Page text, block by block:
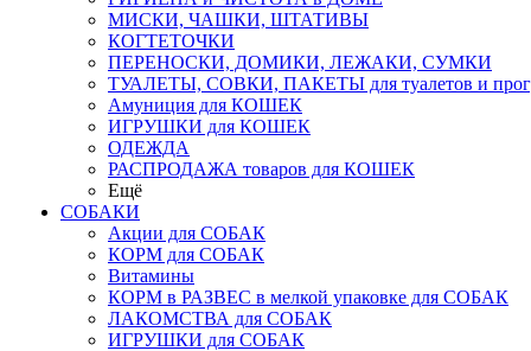
МИСКИ, ЧАШКИ, ШТАТИВЫ
КОГТЕТОЧКИ
ПЕРЕНОСКИ, ДОМИКИ, ЛЕЖАКИ, СУМКИ
ТУАЛЕТЫ, СОВКИ, ПАКЕТЫ для туалетов и
Амуниция для КОШЕК
ИГРУШКИ для КОШЕК
ОДЕЖДА
РАСПРОДАЖА товаров для КОШЕК
Ещё
СОБАКИ
Акции для СОБАК
КОРМ для СОБАК
Витамины
КОРМ в РАЗВЕС в мелкой упаковке для СОБАК
ЛАКОМСТВА для СОБАК
ИГРУШКИ для СОБАК